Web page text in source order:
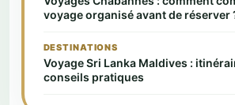
voyage organisé avant de réserver
DESTINATIONS
Voyage Sri Lanka Maldives :
conseils pratiques